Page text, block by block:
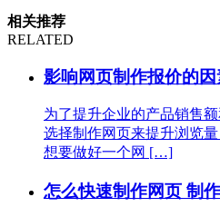
相关推荐
RELATED
影响网页制作报价的
为了提升企业的产品销售
选择制作网页来提升浏览
想要做好一个网 […]
怎么快速制作网页 制